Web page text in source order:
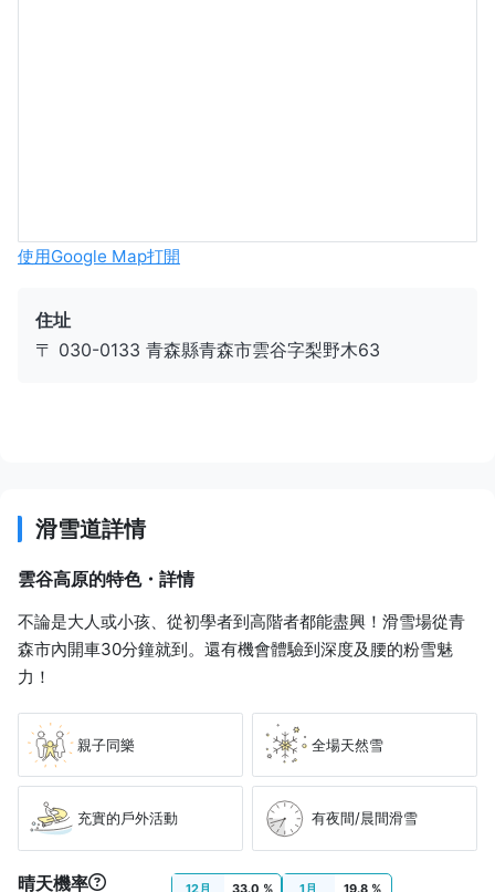
使用Google Map打開
住址
〒 030-0133 青森縣青森市雲谷字梨野木63
滑雪道詳情
雲谷高原的特色・詳情
不論是大人或小孩、從初學者到高階者都能盡興！滑雪場從青
森市內開車30分鐘就到。還有機會體驗到深度及腰的粉雪魅
力！
親子同樂 全場天然雪
充實的戶外活動 有夜間/晨間滑雪
晴天機率 12月 33.0 % 1月 19.8 %